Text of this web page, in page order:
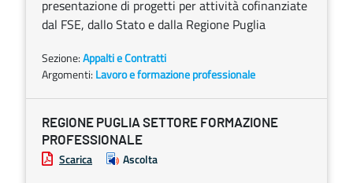
presentazione di progetti per attività cofinanziate
dal FSE, dallo Stato e dalla Regione Puglia
Sezione:Appalti e Contratti
Argomenti: Lavoro e formazione professionale
REGIONE PUGLIA SETTORE FORMAZIONE
PROFESSIONALE
Scarica Ascolta